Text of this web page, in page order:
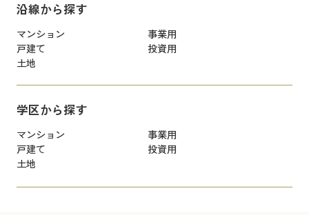
沿線から探す
マンション
事業用
戸建て
投資用
土地
学区から探す
マンション
事業用
戸建て
投資用
土地